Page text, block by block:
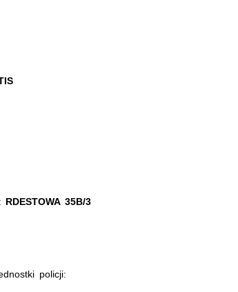
RDESTOWA 35B/3
policji: